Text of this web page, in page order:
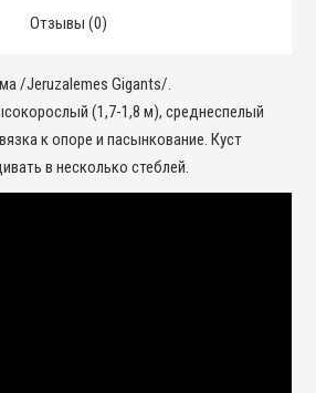
Отзывы (0)
/Jeruzalemes Gigants/.
(1,7-1,8 м), среднеспелый
к опоре и пасынкование. Куст
в несколько стеблей.